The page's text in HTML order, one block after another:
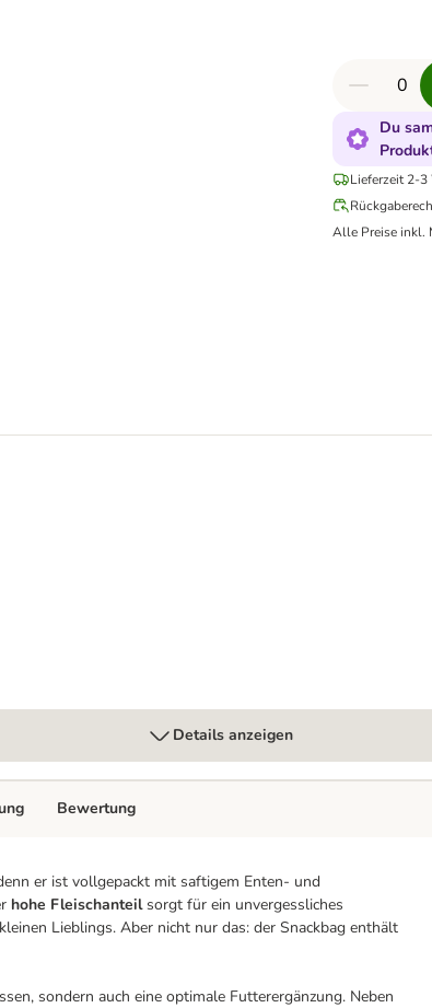
Du
Lieferzeit 2-3
Alle Preise inkl.
Details anzeigen
er ist vollgepackt mit saftigem Enten- und
hohe Fleischanteil sorgt für ein unvergessliches
Lieblings. Aber nicht nur das: der Snackbag enthält
sondern auch eine optimale Futterergänzung. Neben
Bewertung